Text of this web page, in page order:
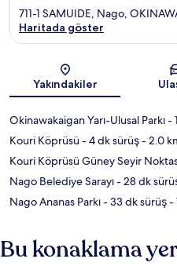
711-1 SAMUIDE, Nago,
Haritada göster
Yakındakiler
Okinawakaigan Yarı-Ulusal Parkı-
Kouri Köprüsü- 4 dk sürüş- 2.0
Kouri Köprüsü Güney Seyir
Nago Belediye Sarayı- 28 dk
Nago Ananas Parkı- 33 dk sürüş-
Bu konaklama